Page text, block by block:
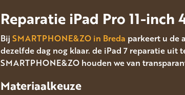
Reparatie iPad Pro 11-inch
Bij SMARTPHONE&ZO in Breda parkeert u de
dezelfde dag nog klaar. de iPad 7 reparatie uit
SMARTPHONE&ZO houden we van
Materiaalkeuze